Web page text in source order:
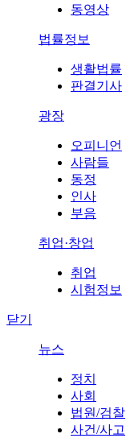
동영상
법률정보
생활법률
판결기사
광장
오피니언
사람들
동정
인사
부음
취업·창업
취업
시험정보
닫기
뉴스
정치
사회
법원/검찰
사건/사고